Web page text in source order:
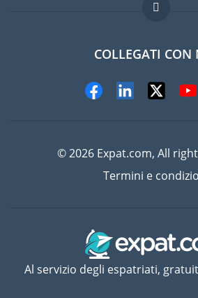
Lavori all'estero
Domande
COLLEGATI CON
© 2026 Expat.com, All
Termini e
Al servizio degli espatriati,